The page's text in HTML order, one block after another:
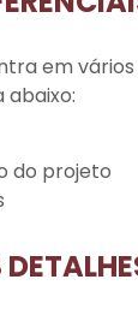
em
abaixo:
do projeto